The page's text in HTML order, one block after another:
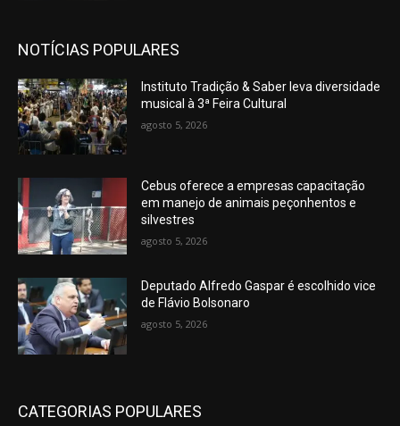
NOTÍCIAS POPULARES
Instituto Tradição & Saber leva diversidade
musical à 3ª Feira Cultural
agosto 5, 2026
Cebus oferece a empresas capacitação
em manejo de animais peçonhentos e
silvestres
agosto 5, 2026
Deputado Alfredo Gaspar é escolhido vice
de Flávio Bolsonaro
agosto 5, 2026
CATEGORIAS POPULARES